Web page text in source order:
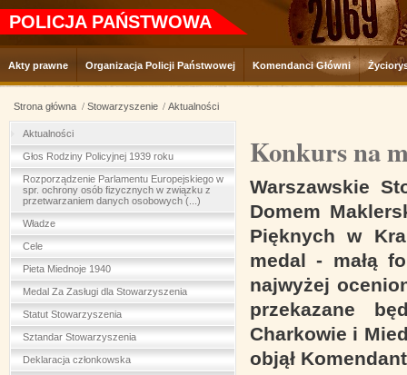
POLICJA PAŃSTWOWA
Akty prawne Organizacja Policji Państwowej Komendanci Główni
Strona główna Stowarzyszenie Aktualności
Aktualności
Głos Rodziny Policyjnej 1939 roku
Rozporządzenie Parlamentu Europejskiego w
spr. ochrony osób fizycznych w związku z
przetwarzaniem danych osobowych (...)
Władze
Cele
Pieta Miednoje 1940
Medal Za Zasługi dla Stowarzyszenia
Statut Stowarzyszenia
Sztandar Stowarzyszenia
Deklaracja członkowska
Konkurs na
Warszawskie
Domem
Pięknych w
medal - małą
najwyżej
przekazane
Charkowie i
objął